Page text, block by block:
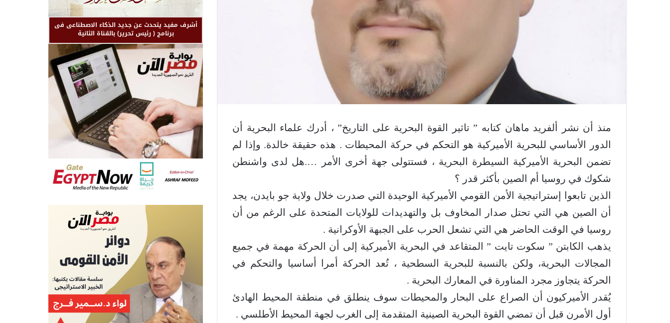
منذ أن نشر ألفريد ماهان كتابه ” تاثير القوة البحرية على التاريخ” ، أدرك علماء البحرية أن
الدور الأساسي للبحرية الأميركية هو التحكم في حركة المحيطات . هذه حقيقة خالدة. وإذا لم
تضمن البحرية الأميركية السيطرة البحرية ، فستتولى جهة أخرى الأمر ….هل لدى واشنطن
شكوك في روسيا أم الصين بأكثر قدر ؟
الذين تابعوا إستراتيجية الأمن القومي الأميركية الوحيدة التي صدرت خلال ولاية جو بايدن، يجد
أن الصين هي التي تحتل صدار المخاوف بل والتهديدات للولايات المتحدة على الرغم من أن
روسيا في الوقت الحاضر هي التي تشعل الحرب على الجبهة الأوكرانية .
يذهب الكابتن ” سكوت تايت ” المتقاعد في البحرية الأميركية إلى أن الحركة مهمة في جميع
المجالات البحرية، ولكن بالنسبة للبحرية السطحية ، تُعد الحركة أمرا أساسيا والتحكم في
الحركة يتجاوز مجرد المناورة في المعارك البحرية .
يُقدر الأميركيون أن الصراع على البحار والمحيطات سوف ينطلق في منطقة المحيط الهادئ
أول الأمرن قبل أن تمضي القوة البحرية الصينية المتقدمة إلى الغرب لجهة المحيط الأطلسي .
أشرف مفيد يتحدث عن جديد الذكاء الاصطناعى فى
برنامج ( رئيس تحرير) بالقناة الثانية